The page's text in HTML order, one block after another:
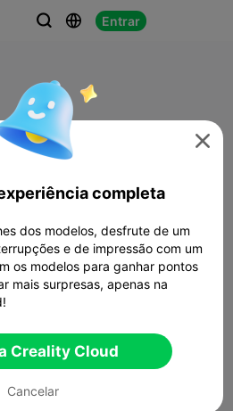
  Entrar

completa
dos modelos, desfrute de um
e de impressão com um
os modelos para ganhar pontos
mais surpresas, apenas na
Creality Cloud
Cancelar